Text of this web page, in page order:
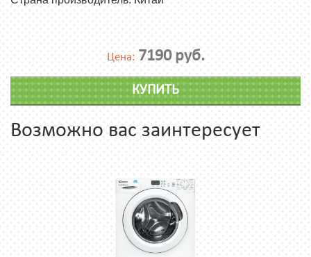
Цена: 7190 руб.
КУПИТЬ
Возможно вас заинтересует